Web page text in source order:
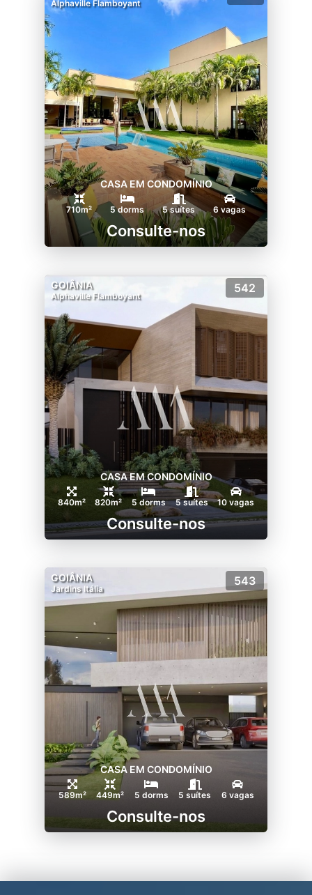
Alphaville Flamboyant
CASA EM CONDOMÍNIO
710m² 5 dorms 5 suítes 6 vagas
Consulte-nos
GOIÂNIA
Alphaville Flamboyant
542
CASA EM CONDOMÍNIO
840m² 820m² 5 dorms 5 suítes 10 vagas
Consulte-nos
GOIÂNIA
Jardins Itália
543
CASA EM CONDOMÍNIO
589m² 449m² 5 dorms 5 suítes 6 vagas
Consulte-nos